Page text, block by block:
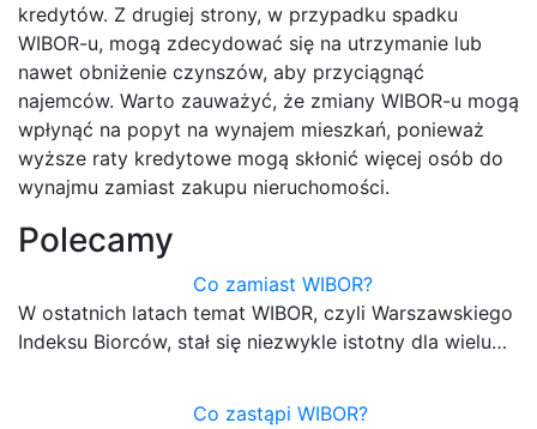
kredytów. Z drugiej strony, w przypadku spadku
WIBOR-u, mogą zdecydować się na utrzymanie lub
nawet obniżenie czynszów, aby przyciągnąć
najemców. Warto zauważyć, że zmiany WIBOR-u mogą
wpłynąć na popyt na wynajem mieszkań, ponieważ
wyższe raty kredytowe mogą skłonić więcej osób do
wynajmu zamiast zakupu nieruchomości.
Polecamy
Co zamiast WIBOR?
W ostatnich latach temat WIBOR, czyli Warszawskiego
Indeksu Biorców, stał się niezwykle istotny dla wielu…
Co zastąpi WIBOR?